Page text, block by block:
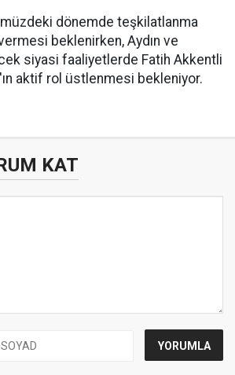
dönemde teşkilatlanma
vermesi beklenirken, Aydın ve
siyasi faaliyetlerde Fatih Akkentli
aktif rol üstlenmesi bekleniyor.
KAT